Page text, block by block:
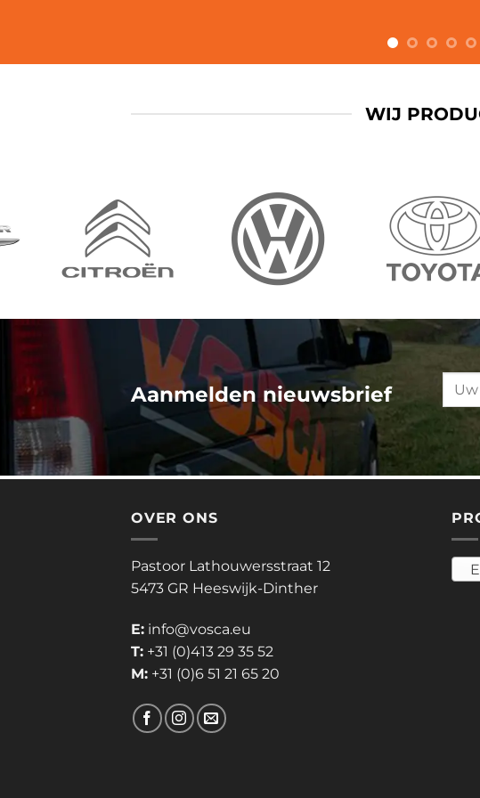
WIJ
Aanmelden nieuwsbrief
OVER ONS
Pastoor Lathouwersstraat 12
5473 GR Heeswijk-Dinther
E: info@vosca.eu
T: +31 (0)413 29 35 52
M: +31 (0)6 51 21 65 20